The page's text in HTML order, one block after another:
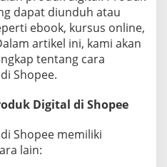
dapat diunduh atau
ebook, kursus online,
artikel ini, kami akan
tentang cara
Shopee.
Digital di Shopee
Shopee memiliki
lain: